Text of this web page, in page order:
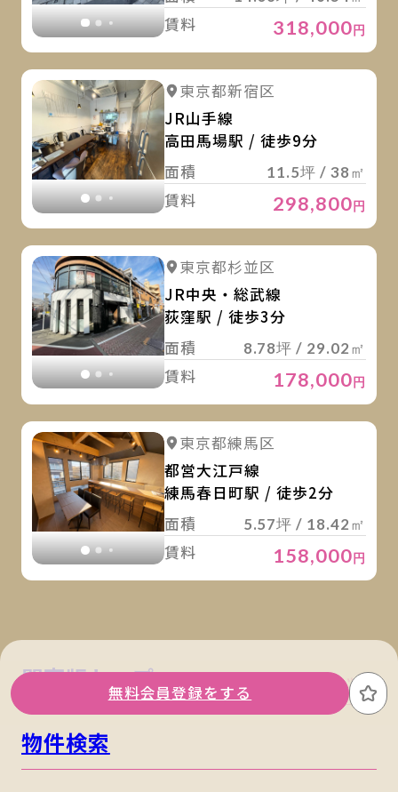
賃料 318,000円
詳細を見る
東京都新宿区
JR山手線
高田馬場駅 / 徒歩9分
面積
11.5坪 / 38㎡
賃料 298,800円
詳細を見る
東京都杉並区
JR中央・総武線
荻窪駅 / 徒歩3分
面積
8.78坪 / 29.02㎡
賃料 178,000円
詳細を見る
東京都練馬区
都営大江戸線
練馬春日町駅 / 徒歩2分
面積
5.57坪 / 18.42㎡
賃料 158,000円
無料会員登録をする お
関東版トップ 関西版トップ
物件検索